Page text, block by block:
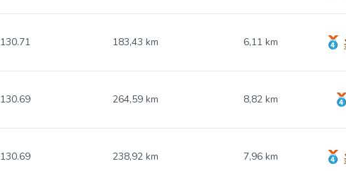
130.71 183,43 km 6,11 km
130.69 264,59 km 8,82 km
130.69 238,92 km 7,96 km